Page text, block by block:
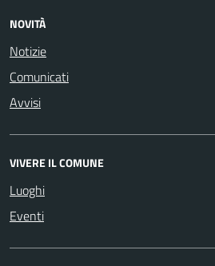
NOVITÀ
Notizie
Comunicati
Avvisi
VIVERE IL COMUNE
Luoghi
Eventi